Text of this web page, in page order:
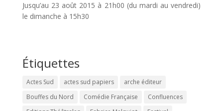
Jusqu’au 23 août 2015 à 21h00 (du mardi au vendredi)
le dimanche à 15h30
Étiquettes
Actes Sud actes sud papiers
arche éditeur
Bouffes du Nord
Comédie Française
Confluences